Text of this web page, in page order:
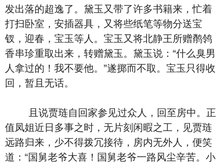
发出落的超逸了。黛玉又带了许多书籍来，忙着
打扫卧室，安插器具，又将些纸笔等物分送宝
钗，迎春，宝玉等人。宝玉又将北静王所赠鹡鸰
香串珍重取出来，转赠黛玉。黛玉说：“什么臭男
人拿过的！我不要他。”遂掷而不取。宝玉只得收
回，暂且无话。
且说贾琏自回家参见过众人，回至房中。正
值凤姐近日多事之时，无片刻闲暇之工，见贾琏
远路归来，少不得拨冗接待，房内无外人，便笑
道：“国舅老爷大喜！国舅老爷一路风尘辛苦。小